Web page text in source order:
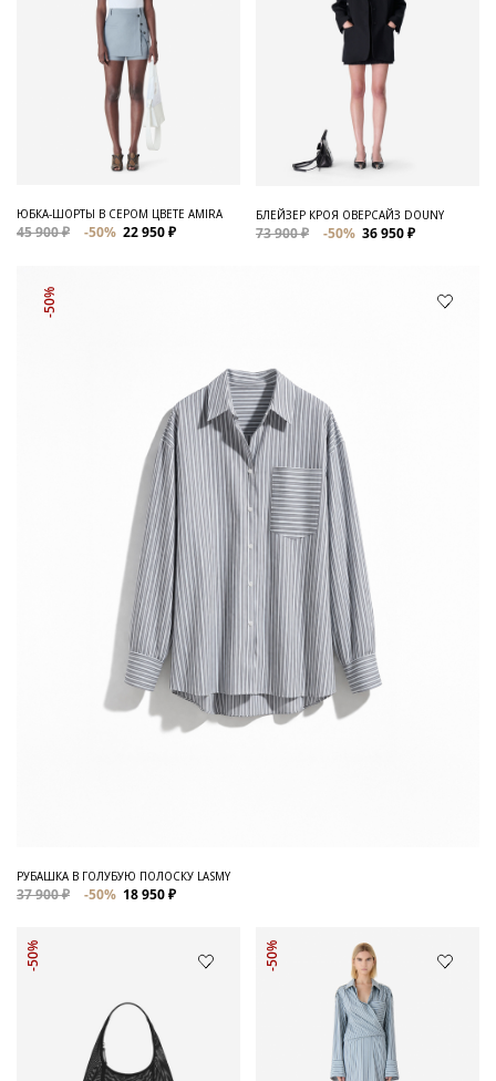
ЮБКА-ШОРТЫ В СЕРОМ ЦВЕТЕ AMIRA
45 900 ₽ -50% 22 950 ₽
БЛЕЙЗЕР КРОЯ ОВЕРСАЙЗ DOUNY
73 900 ₽ -50% 36 950 ₽
-50%
РУБАШКА В ГОЛУБУЮ ПОЛОСКУ LASMY
37 900 ₽ -50% 18 950 ₽
-50% -50%